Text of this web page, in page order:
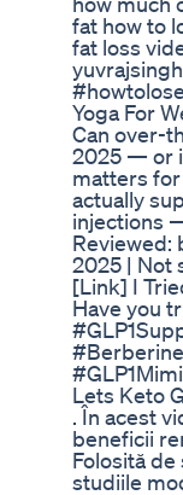
fat how to
fat loss
Yoga For
Can over-
2025 — or
matters for
actually
injections
Reviewed:
2025 | Not
[Link] I
Have you
Lets Keto
. În acest
beneficii
Folosită
studiile